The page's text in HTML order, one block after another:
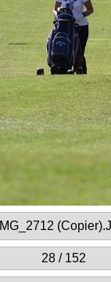
IMG_2712
28 / 152